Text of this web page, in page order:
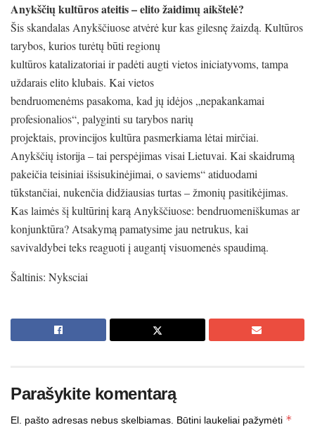
Anykščių kultūros ateitis – elito žaidimų aikštelė?
Šis skandalas Anykščiuose atvėrė kur kas gilesnę žaizdą. Kultūros
tarybos, kurios turėtų būti regionų
kultūros katalizatoriai ir padėti augti vietos iniciatyvoms, tampa
uždarais elito klubais. Kai vietos
bendruomenėms pasakoma, kad jų idėjos „nepakankamai
profesionalios“, palyginti su tarybos narių
projektais, provincijos kultūra pasmerkiama lėtai mirčiai.
Anykščių istorija – tai perspėjimas visai Lietuvai. Kai skaidrumą
pakeičia teisiniai išsisukinėjimai, o saviems“ atiduodami
tūkstančiai, nukenčia didžiausias turtas – žmonių pasitikėjimas.
Kas laimės šį kultūrinį karą Anykščiuose: bendruomeniškumas ar
konjunktūra? Atsakymą pamatysime jau netrukus, kai
savivaldybei teks reaguoti į augantį visuomenės spaudimą.
Šaltinis: Nyksciai
Parašykite komentarą
El. pašto adresas nebus skelbiamas. Būtini laukeliai pažymėti *